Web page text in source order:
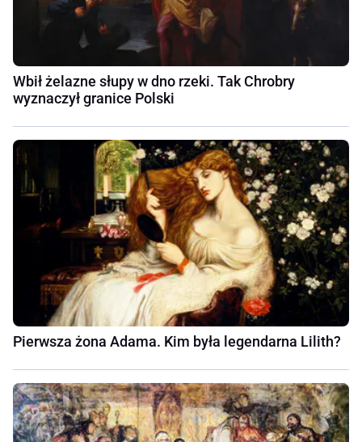
Wbił żelazne słupy w dno rzeki. Tak Chrobry
wyznaczył granice Polski
Pierwsza żona Adama. Kim była legendarna Lilith?